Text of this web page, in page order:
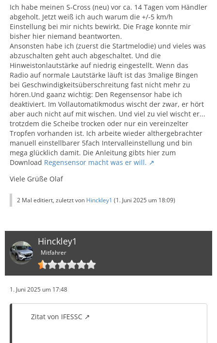
Ich habe meinen S-Cross (neu) vor ca. 14 Tagen vom Händler
abgeholt. Jetzt weiß ich auch warum die +/-5 km/h
Einstellung bei mir nichts bewirkt. Die Frage konnte mir
bisher hier niemand beantworten.
Ansonsten habe ich (zuerst die Startmelodie) und vieles was
abzuschalten geht auch abgeschaltet. Und die
Hinweistonlautstärke auf niedrig eingestellt. Wenn das
Radio auf normale Lautstärke läuft ist das 3malige Bingen
bei Geschwindigkeitsüberschreitung fast nicht mehr zu
hören.Und gaanz wichtig: Den Regensensor habe ich
deaktiviert. Im Vollautomatikmodus wischt der zwar, er hört
aber auch nicht auf mit wischen. Und viel zu viel wischt er...
trotzdem die Scheibe trocken oder nur ein vereinzelter
Tropfen vorhanden ist. Ich arbeite wieder althergebrachter
manuell einstellbarer 5fach Intervalleinstellung und bin
mega glücklich damit. Die Anleitung gibts hier zum
Download Regensensor macht was er will.
Viele Grüße Olaf
2 Mal editiert, zuletzt von Hinckley1 (1. Juni 2025 um 18:09)
Hinckley1
Mitfahrer
1. Juni 2025 um 17:48
Zitat von IFESSC